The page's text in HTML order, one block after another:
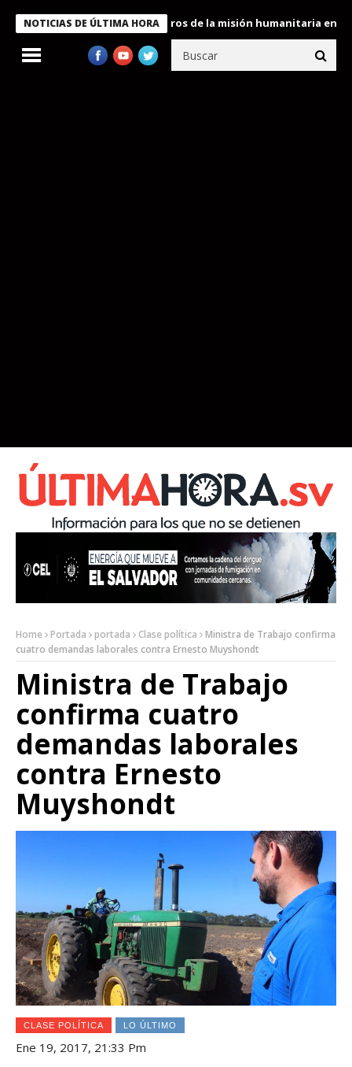
NOTICIAS DE ÚLTIMA HORA
Bukele condecora a miembros de la misión humanitaria enviada a
Home Portada portada Clase política
Ministra de Trabajo confirma
cuatro demandas laborales contra Ernesto Muyshondt
Ministra de Trabajo
confirma cuatro
demandas laborales
contra Ernesto
Muyshondt
CLASE POLÍTICA LO ÚLTIMO
Ene 19, 2017, 21:33 Pm